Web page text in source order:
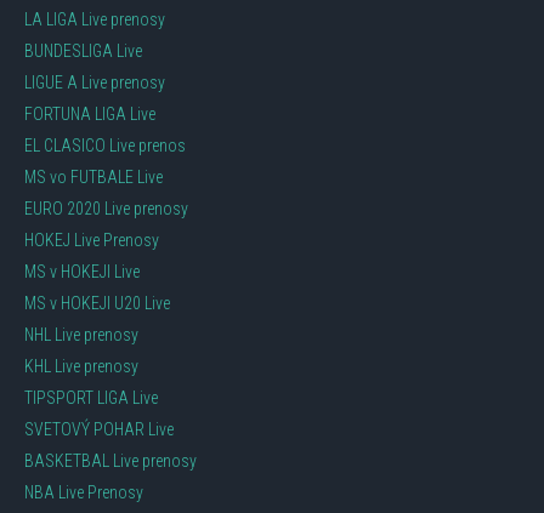
LA LIGA Live prenosy
BUNDESLIGA Live
LIGUE A Live prenosy
FORTUNA LIGA Live
EL CLASICO Live prenos
MS vo FUTBALE Live
EURO 2020 Live prenosy
HOKEJ Live Prenosy
MS v HOKEJI Live
MS v HOKEJI U20 Live
NHL Live prenosy
KHL Live prenosy
TIPSPORT LIGA Live
SVETOVÝ POHAR Live
BASKETBAL Live prenosy
NBA Live Prenosy